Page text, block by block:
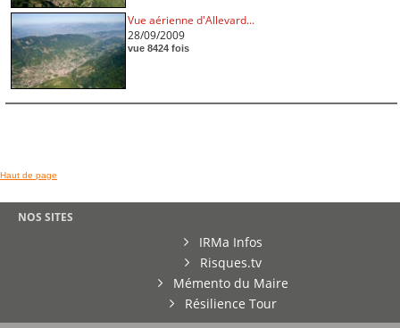
Vue aérienne d'Allevard...
28/09/2009
vue 8424 fois
Haut de page
NOS SITES
IRMa Infos
Risques.tv
Mémento du Maire
Résilience Tour